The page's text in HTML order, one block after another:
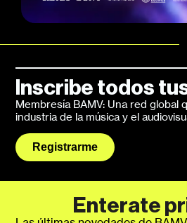
Inscribe todos
Membresía BAMV: Una red global
industria de la música y el
Registrarme
Enterate